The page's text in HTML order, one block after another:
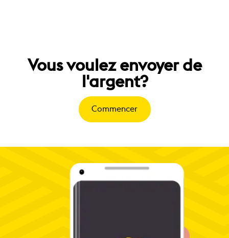
Vous voulez envoyer de
l'argent?
Commencer